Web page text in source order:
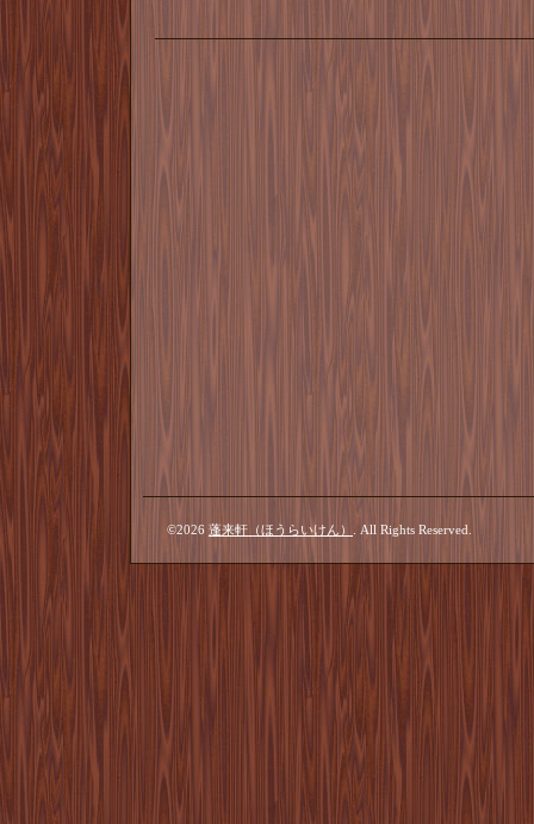
©2026 蓬来軒（ほうらいけん） . All Rights Reserved.